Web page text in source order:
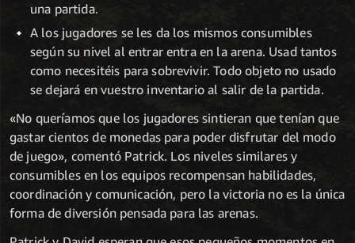
una partida.
A los jugadores se les da los mismos consumibles
según su nivel al entrar entra en la arena. Usad tantos
como necesitéis para sobrevivir. Todo objeto no usado
se dejará en vuestro inventario al salir de la partida.
«No queríamos que los jugadores sintieran que tenían que
gastar cientos de monedas para poder disfrutar del modo
de juego», comentó Patrick. Los niveles similares y
consumibles en los equipos recompensan habilidades,
coordinación y comunicación, pero la victoria no es la única
forma de diversión pensada para las arenas.